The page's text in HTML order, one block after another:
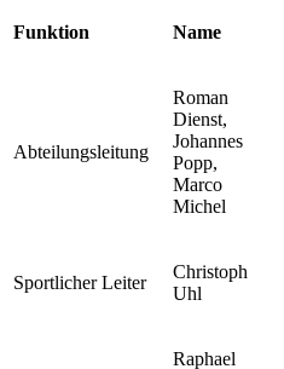
Funktion Name
Abteilungsleitung
Roman
Dienst,
Johannes
Popp,
Marco
Michel
Sportlicher Leiter
Christoph
Uhl
Raphael